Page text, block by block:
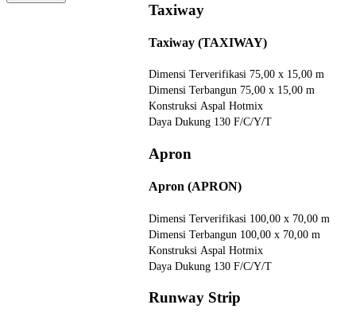
Taxiway
Taxiway (TAXIWAY)
Dimensi Terverifikasi 75,00 x 15,00 m
Dimensi Terbangun 75,00 x 15,00 m
Konstruksi Aspal Hotmix
Daya Dukung 130 F/C/Y/T
Apron
Apron (APRON)
Dimensi Terverifikasi 100,00 x 70,00 m
Dimensi Terbangun 100,00 x 70,00 m
Konstruksi Aspal Hotmix
Daya Dukung 130 F/C/Y/T
Runway Strip